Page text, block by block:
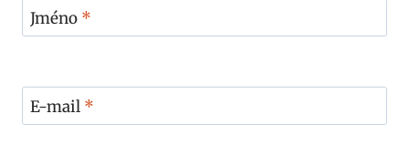
Jméno *
E-mail *